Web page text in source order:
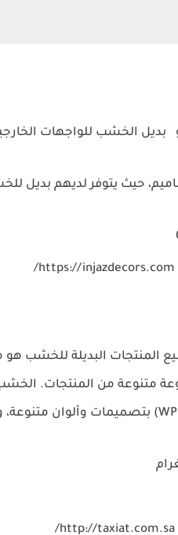
بديل الخشب للواجهات
حيث يتوفر لديهم بديل
المنتجات البديلة للخشب
متنوعة من المنتجات.